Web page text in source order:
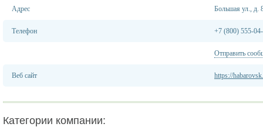
Адрес Большая ул., д.
Телефон +7 (800) 555-
Отправить
Веб сайт https://
Категории компании: